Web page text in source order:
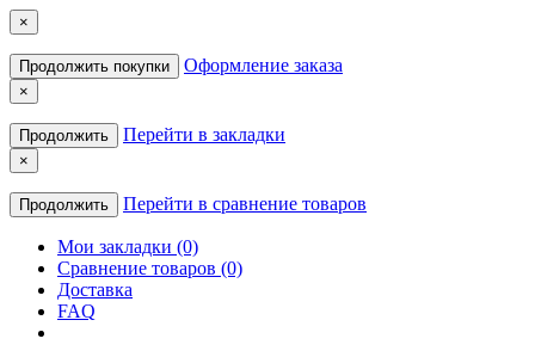
×
Продолжить покупки Оформление заказа
×
Продолжить Перейти в закладки
×
Продолжить Перейти в сравнение товаров
Мои закладки (0)
Сравнение товаров (0)
Доставка
FAQ